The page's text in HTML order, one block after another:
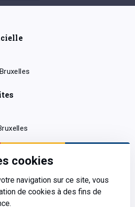
cookies
navigation sur ce site, vous
de cookies à des fins de